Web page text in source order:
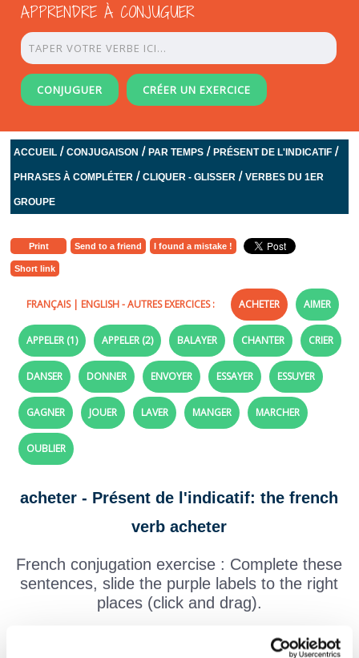
APPRENDRE À CONJUGUER
CONJUGUER CRÉER UN EXERCICE
ACCUEIL /CONJUGAISON /PAR TEMPS /PRÉSENT DE L'INDICATIF /
PHRASES À COMPLÉTER /CLIQUER - GLISSER /VERBES DU 1ER
GROUPE
Print Send to a friend I found a mistake !
Short link
FRANÇAIS| ENGLISH- AUTRES EXERCICES : ACHETER AIMER
APPELER (1) APPELER (2) BALAYER CHANTER CRIER
DANSER DONNER ENVOYER ESSAYER ESSUYER
GAGNER JOUER LAVER MANGER MARCHER
OUBLIER
acheter - Présent de l'indicatif: the french
verb acheter
French conjugation exercise : Complete these
sentences, slide the purple labels to the right
places (click and drag).